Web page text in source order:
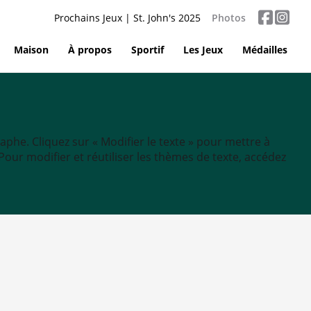
Prochains Jeux | St. John's 2025 Photos
Maison À propos Sportif Les Jeux Médailles
Cliquez sur « Modifier le texte » pour mettre à
modifier et réutiliser les thèmes de texte, accédez